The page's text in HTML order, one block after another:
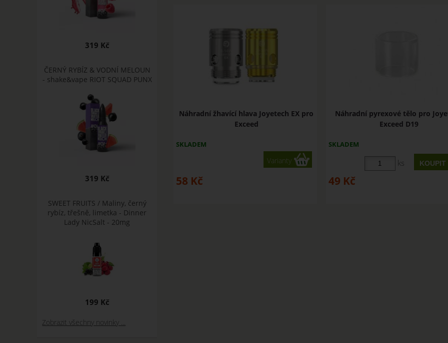
Náhradní žhavící hlava Joyetech EX pro
Exceed
SKLADEM
Varianty
58 Kč
Náhradní pyrexové tělo pro
Exceed D19
SKLADEM
ks
49 Kč
319 Kč
ČERNÝ RYBÍZ & VODNÍ MELOUN
- shake&vape RIOT SQUAD PUNX
319 Kč
SWEET FRUITS / Maliny, černý
rybíz, třešně, limetka - Dinner
Lady NicSalt - 20mg
199 Kč
Zobrazit všechny novinky ...